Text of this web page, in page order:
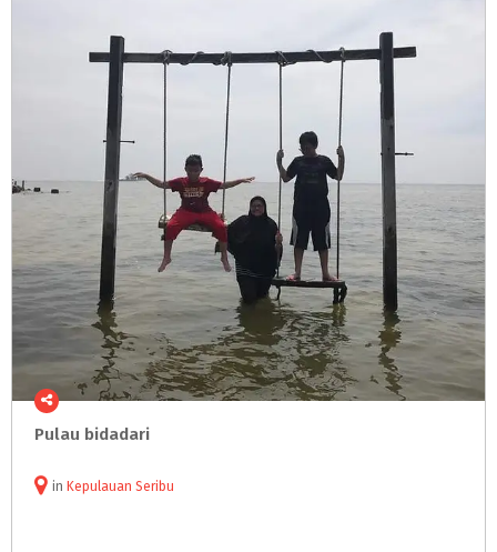
Pulau bidadari
in Kepulauan Seribu